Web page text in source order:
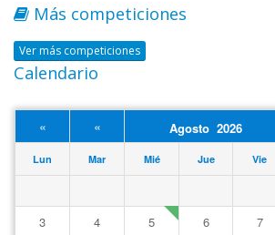
Más competiciones
Ver más competiciones
Calendario
« « Agosto 2026
Lun Mar Mié Jue Vie
3
4 5 6 7